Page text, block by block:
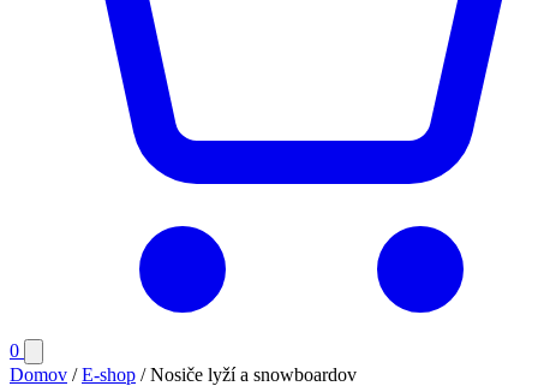
0Počet
položiek
menu
Domov / E-shop / Nosiče lyží a snowboardov